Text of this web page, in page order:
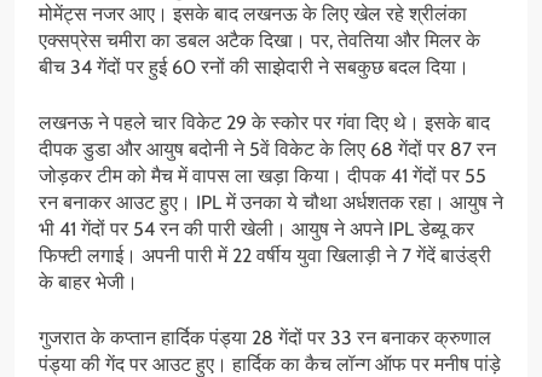
मोमेंट्स नजर आए। इसके बाद लखनऊ के लिए खेल रहे श्रीलंका
एक्सप्रेस चमीरा का डबल अटैक दिखा। पर, तेवतिया और मिलर के
बीच 34 गेंदों पर हुई 60 रनों की साझेदारी ने सबकुछ बदल दिया।
लखनऊ ने पहले चार विकेट 29 के स्कोर पर गंवा दिए थे। इसके बाद
दीपक डुडा और आयुष बदोनी ने 5वें विकेट के लिए 68 गेंदों पर 87 रन
जोड़कर टीम को मैच में वापस ला खड़ा किया। दीपक 41 गेंदों पर 55
रन बनाकर आउट हुए। IPL में उनका ये चौथा अर्धशतक रहा। आयुष ने
भी 41 गेंदों पर 54 रन की पारी खेली। आयुष ने अपने IPL डेब्यू कर
फिफ्टी लगाई। अपनी पारी में 22 वर्षीय युवा खिलाड़ी ने 7 गेंदें बाउंड्री
के बाहर भेजी।
गुजरात के कप्तान हार्दिक पंड्या 28 गेंदों पर 33 रन बनाकर क्रुणाल
पंड्या की गेंद पर आउट हुए। हार्दिक का कैच लॉन्ग ऑफ पर मनीष पांड़े